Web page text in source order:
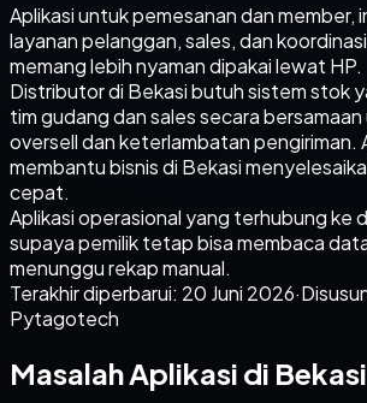
Aplikasi untuk pemesanan dan member,
layanan pelanggan, sales, dan
memang lebih nyaman dipakai lewat HP.
Distributor di Bekasi butuh sistem stok
tim gudang dan sales secara
oversell dan keterlambatan pengiriman.
membantu bisnis di Bekasi
cepat.
Aplikasi operasional yang terhubung ke
supaya pemilik tetap bisa membaca
menunggu rekap manual.
Terakhir diperbarui: 20 Juni 2026·
Pytagotech
Masalah Aplikasi di Bekasi